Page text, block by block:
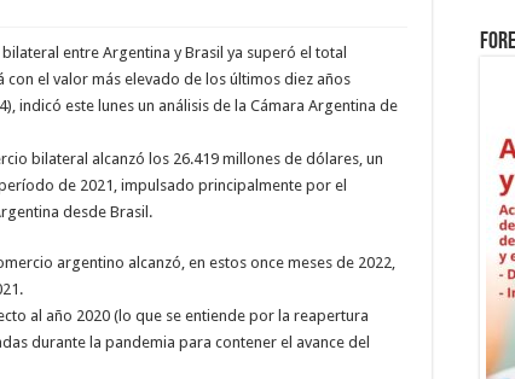
entre Argentina y Brasil ya superó el total
el valor más elevado de los últimos diez años
indicó este lunes un análisis de la Cámara Argentina de
bilateral alcanzó los 26.419 millones de dólares, un
de 2021, impulsado principalmente por el
desde Brasil.
argentino alcanzó, en estos once meses de 2022,
al año 2020 (lo que se entiende por la reapertura
durante la pandemia para contener el avance del